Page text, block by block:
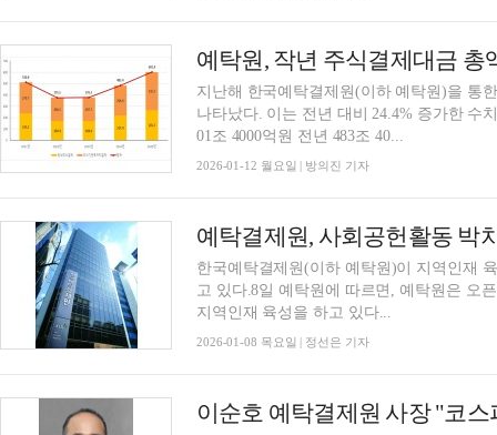
지난해 한국예탁결제원(이하 예탁원)을 통
나타났다. 이는 전년 대비 24.4% 증가한 수
01조 4000억원 전년 483조 40...
2026-01-12 월요일 | 방의진 기자
한국예탁결제원(이하 예탁원)이 지역인재
고 있다.8일 예탁원에 따르면, 예탁원은 오
지역인재 육성을 하고 있다...
2026-01-08 목요일 | 정선은 기자